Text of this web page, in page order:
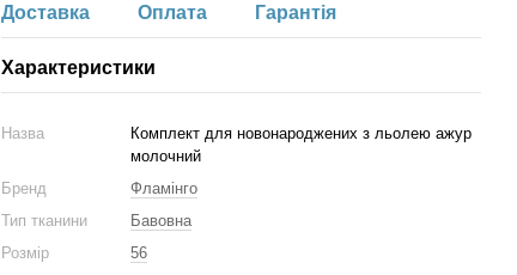
Доставка Оплата Гарантія
Характеристики
Назва
Комплект для новонароджених з льолею ажур
молочний
Бренд
Фламінго
Тип тканини
Бавовна
Розмір
56